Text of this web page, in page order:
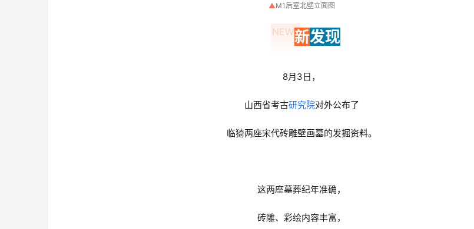
▲M1后室北壁立面图
NEWS新发现
8月3日，
山西省考古研究院对外公布了
临猗两座宋代砖雕壁画墓的发掘资料。
这两座墓葬纪年准确，
砖雕、彩绘内容丰富，